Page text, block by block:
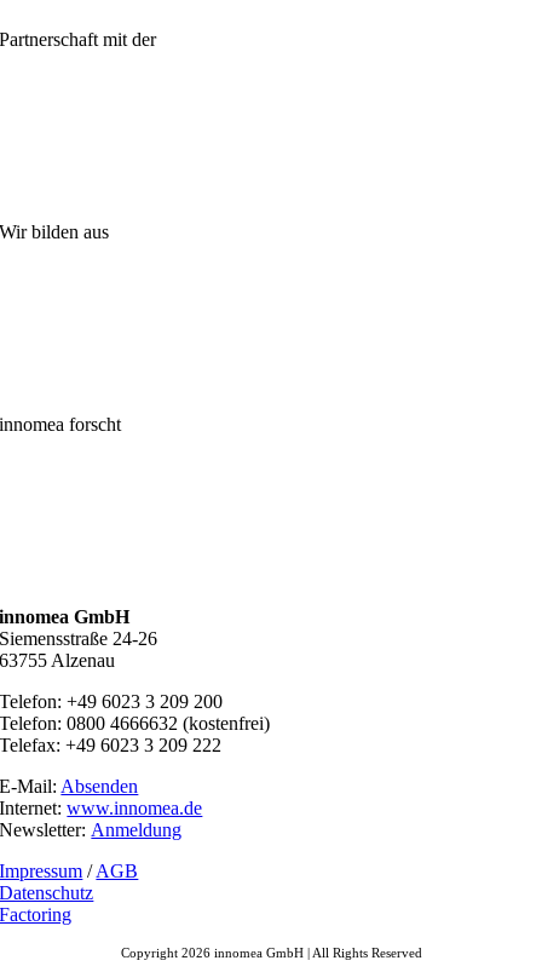
Partnerschaft mit der
Wir bilden aus
innomea forscht
innomea GmbH
Siemensstraße 24-26
63755 Alzenau
Telefon: +49 6023 3 209 200
Telefon: 0800 4666632 (kostenfrei)
Telefax: +49 6023 3 209 222
E-Mail: Absenden
Internet:www.innomea.de
Newsletter: Anmeldung
Impressum /AGB
Datenschutz
Factoring
Copyright 2026 innomea GmbH | All Rights Reserved